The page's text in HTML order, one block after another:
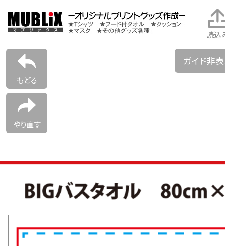
読込
ガイド非
もどる
やり直す